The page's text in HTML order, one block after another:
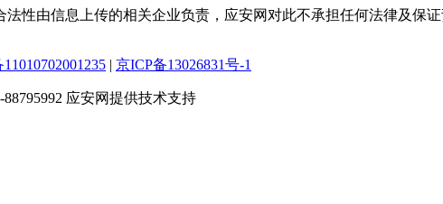
性由信息上传的相关企业负责，应安网对此不承担任何法律及保证
| 京ICP备13026831号-1
88795992 应安网提供技术支持